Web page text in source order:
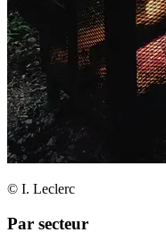
© I. Leclerc
Par secteur